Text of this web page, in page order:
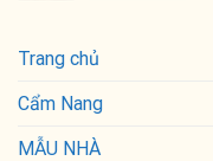
Trang chủ
Cẩm Nang
MẪU NHÀ